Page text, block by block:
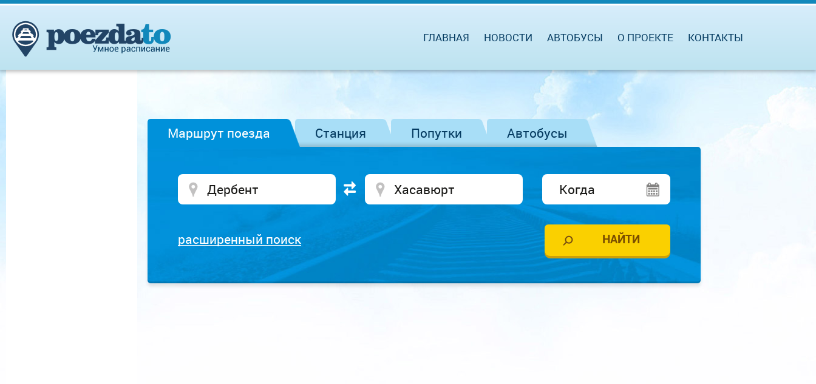
ГЛАВНАЯ НОВОСТИ АВТОБУСЫ О ПРОЕКТЕ КОНТАКТЫ
Маршрут поезда Станция Попутки Автобусы
расширенный поиск